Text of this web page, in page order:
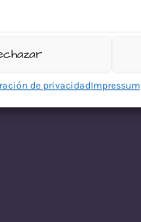
de privacidadImpressum